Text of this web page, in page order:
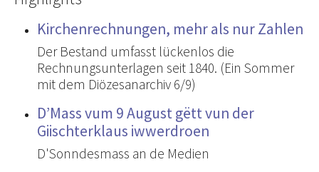
Kirchenrechnungen, mehr als nur Zahlen
Der Bestand umfasst lückenlos die
Rechnungsunterlagen seit 1840. (Ein Sommer
mit dem Diözesanarchiv 6/9)
D’Mass vum 9 August gëtt vun der
Giischterklaus iwwerdroen
D'Sonndesmass an de Medien